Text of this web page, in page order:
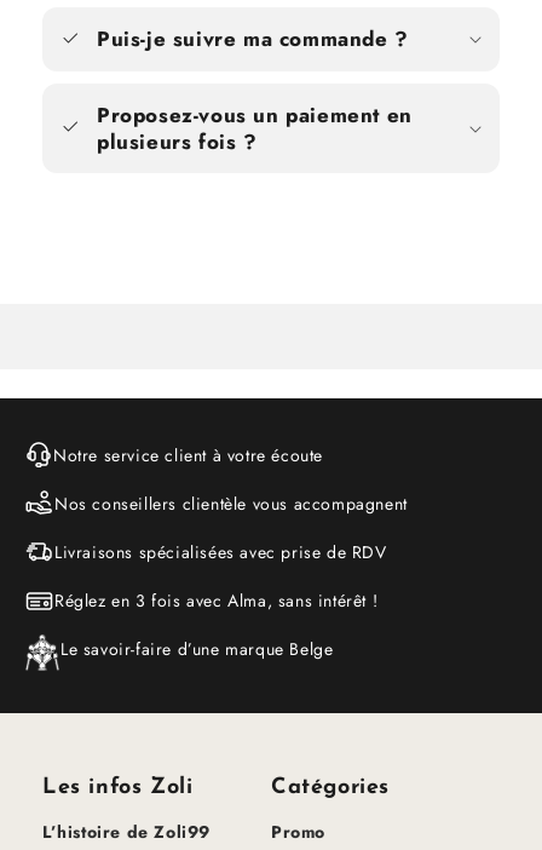
Puis-je suivre ma commande ?
Proposez-vous un paiement en
plusieurs fois ?
Notre service client à votre écoute
Nos conseillers clientèle vous accompagnent
Livraisons spécialisées avec prise de RDV
Réglez en 3 fois avec Alma, sans intérêt !
Le savoir-faire d’une marque Belge
Les infos Zoli
L’histoire de Zoli99
Catégories
Promo